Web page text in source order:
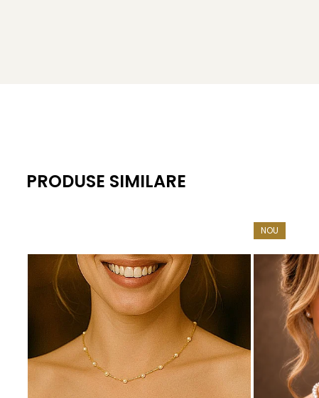
Montură: aur galben 14K (aur 585)
Certificare: certificat de garanție și autenticitate
KASKADDA
este un brand european de bijuterii
metale prețioase certificate. Fiecare bijuterie cu perle
Dacă vrei ca bijuteriile tale să spună ceva despre cine
naturală.
Despre perlele Edison:
PRODUSE SIMILARE
NOU